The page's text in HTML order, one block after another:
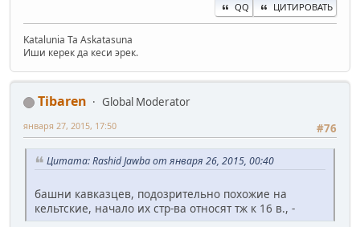
QQ ЦИТИРОВАТЬ
Katalunia Ta Askatasuna
Иши керек да кеси эрек.
Tibaren
Global Moderator
#76
января 27, 2015, 17:50
Цитата: Rashid Jawba от января 26, 2015, 00:40
башни кавказцев, подозрительно похожие на
кельтские, начало их стр-ва относят тж к 16 в., -